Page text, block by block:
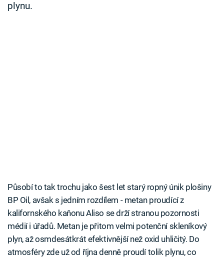
Sledujte nás
plynu.
Působí to tak trochu jako šest let starý ropný únik plošiny
BP Oil, avšak s jedním rozdílem - metan proudící z
kalifornského kaňonu Aliso se drží stranou pozornosti
médií i úřadů. Metan je přitom velmi potenční skleníkový
plyn, až osmdesátkrát efektivnější než oxid uhličitý. Do
atmosféry zde už od října denně proudí tolik plynu, co